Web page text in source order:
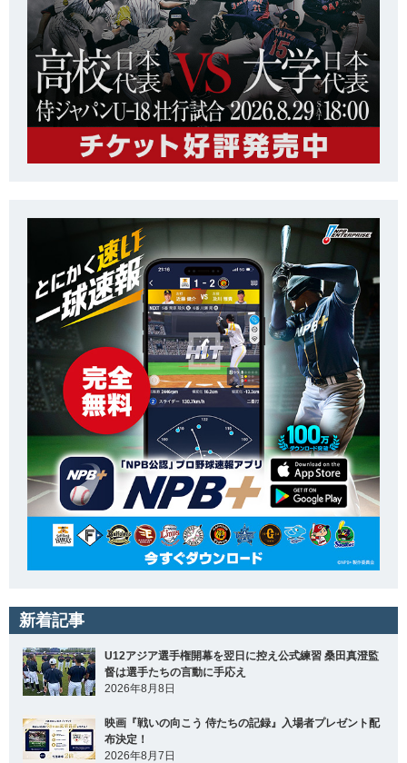
新着記事
U12アジア選手権開幕を翌日に控え公式練習 桑田真澄監
督は選手たちの言動に手応え
2026年8月8日
映画『戦いの向こう 侍たちの記録』入場者プレゼント配
布決定！
2026年8月7日